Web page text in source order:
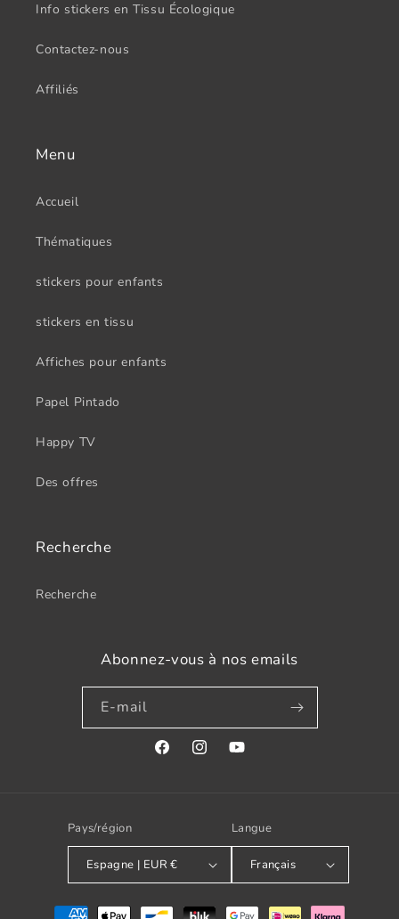
Info stickers en Tissu Écologique
Contactez-nous
Affiliés
Menu
Accueil
Thématiques
stickers pour enfants
stickers en tissu
Affiches pour enfants
Papel Pintado
Happy TV
Des offres
Recherche
Recherche
Abonnez-vous à nos emails
E-mail
FacebookInstagramYouTube
Pays/région
Espagne | EUR €
Langue
Français
Modes